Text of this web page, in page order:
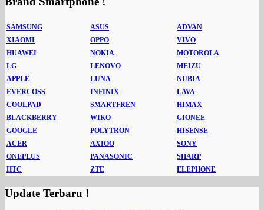
SAMSUNG ASUS
ADVAN
XIAOMI
OPPO
VIVO
HUAWEI
NOKIA
MOTOROLA
LG
LENOVO
MEIZU
APPLE
LUNA
NUBIA
EVERCOSS
INFINIX
LAVA
COOLPAD
SMARTFREN
HIMAX
BLACKBERRY
WIKO
GIONEE
GOOGLE
POLYTRON
HISENSE
ACER
AXIOO
SONY
ONEPLUS
PANASONIC
SHARP
HTC
ZTE ELEPHONE
Update Terbaru !